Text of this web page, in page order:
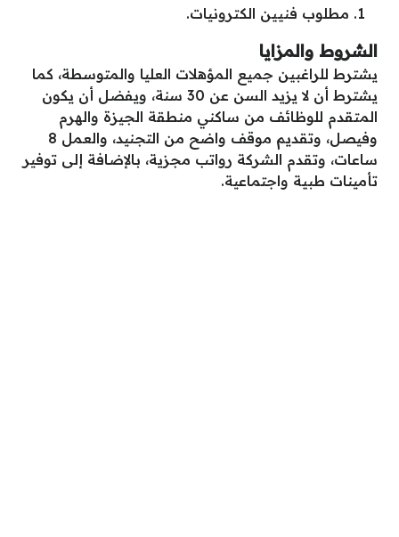
مطلوب فنيين الكترونيات.
الشروط والمزايا
يشترط للراغبين جميع المؤهلات العليا والمتوسطة، كما
يشترط أن لا يزيد السن عن 30 سنة، ويفضل أن يكون
المتقدم للوظائف من ساكني منطقة الجيزة والهرم
وفيصل، وتقديم موقف واضح من التجنيد، والعمل 8
ساعات، وتقدم الشركة رواتب مجزية، بالإضافة إلى توفير
تأمينات طبية واجتماعية.